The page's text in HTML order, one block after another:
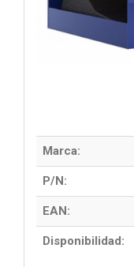
Marca:
P/N:
EAN:
Disponibilidad: